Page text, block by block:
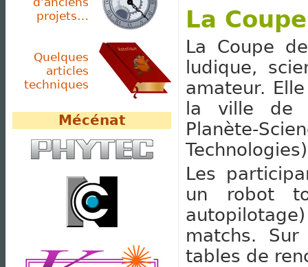
projets…
Quelques
articles
techniques
Mécénat
La
La Coupe
ludique,
amateur.
la ville de
Planète-
Les
un robot
matchs.
tables de